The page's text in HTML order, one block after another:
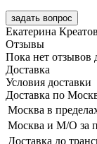
задать вопрос
Екатерина
Отзывы
Пока нет отзывов
Доставка
Условия доставки
Доставка по
Москва в
Москва и М/О за
Доставка до